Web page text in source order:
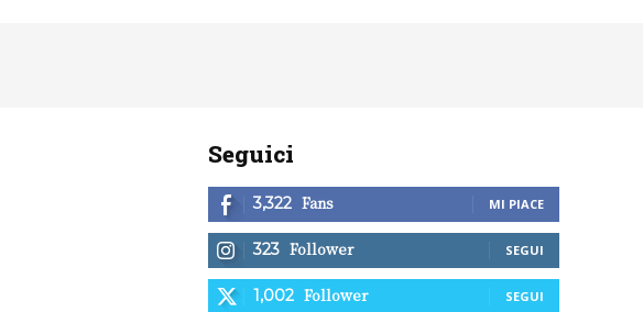
Seguici
3,322 Fans MI PIACE
323 Follower SEGUI
1,002 Follower SEGUI